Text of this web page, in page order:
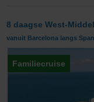
8 daagse West-
vanuit Barcelona langs
Familiecruise